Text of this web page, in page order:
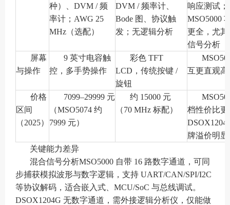
种）、DVM / 频
率计；AWG 25
MHz（选配）
DVM / 频率计、
Bode 图、协议触
发；无逻辑分析
响应测试；
MSO5000
更全，尤
信号分析
屏幕
与操作
9 英寸电容触
控，多手势操作
彩色 TFT
LCD，传统按键 /
旋钮
互更直观高
价格
区间
（2025）
7099–29999 元
（MSO5074 约
7999 元）
约 15000 元
（70 MHz 标配）
档性价比
牌溢价明显
关键能力差异
混合信号分析MSO5000 自带 16 路数字通道，可同
步捕获模拟波形与数字逻辑，支持 UART/CAN/SPI/I2C
等协议解码，适合嵌入式、MCU/SoC 与总线调试。
DSOX1204G 无数字通道，需外接逻辑分析仪，仅能做